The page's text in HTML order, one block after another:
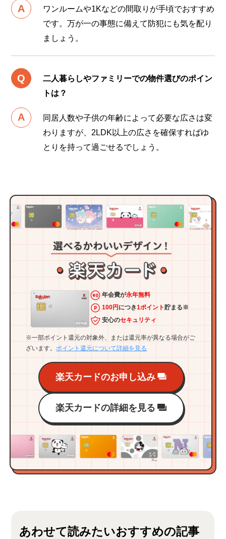
ワンルームや1Kなどの間取りが手頃でおすすめ
です。万が一の事態に備えて防犯にも気を配り
ましょう。
二人暮らしやファミリーでの物件選びのポイン
トは？
同居人数や子供の年齢によって必要な広さは変
わりますが、2LDK以上の広さを確保すればゆ
とりを持って過ごせるでしょう。
年会費が永年無料
100円 につき1ポイント貯まる※
安心のセキュリティ
※一部ポイント還元の対象外、または還元率が異なる場合がご
ざいます。 ポイント還元について詳細を見る
楽天カードのお申し込み
楽天カードの詳細を見る
あわせて読みたいおすすめの記事